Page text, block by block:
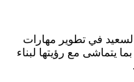
في تطوير مهارات
يتماشى مع رؤيتها لبناء